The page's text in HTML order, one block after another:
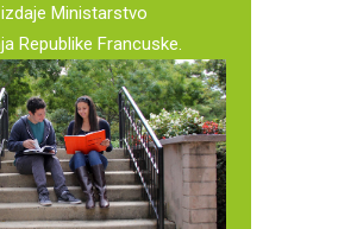
Ministarstvo
Republike Francuske.